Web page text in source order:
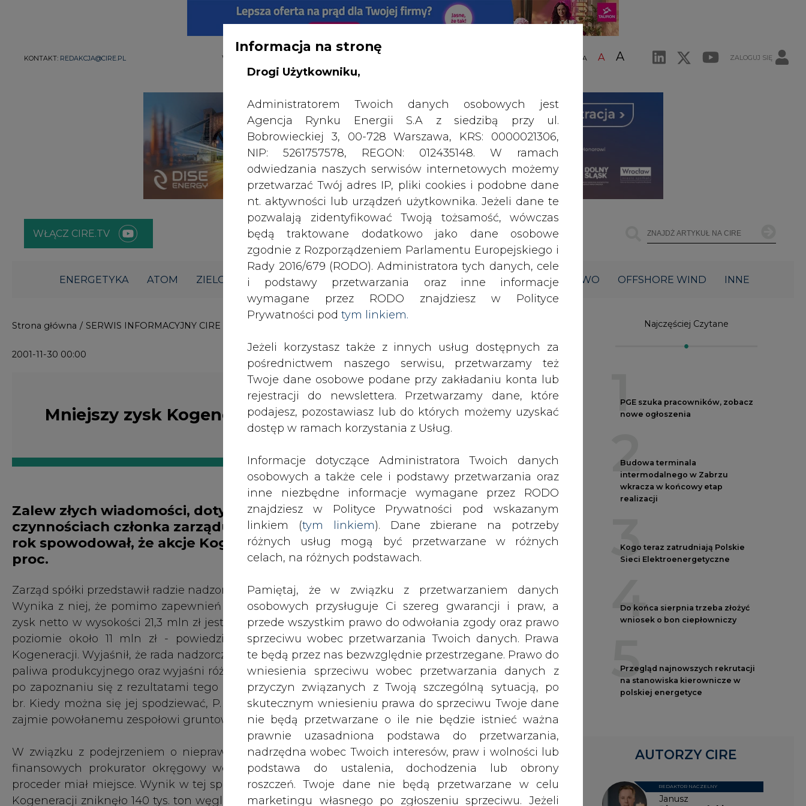
KONTAKT: REDAKCJA@CIRE.PL WYDAWCA PORTALU: A A A ZALOGUJ SIĘ
WŁĄCZ CIRE.TV
ENERGETYKA ATOM ZIELONA GOSPODARKA ZMIANY KADROWE NA RYNKU CIEPŁOWNICTWO OFFSHORE WIND INNE
Informacja na stronę
Drogi Użytkowniku,
Administratorem Twoich danych osobowych jest
Agencja Rynku Energii S.A z siedzibą przy ul.
Bobrowieckiej 3, 00-728 Warszawa, KRS: 0000021306,
NIP: 5261757578, REGON: 012435148. W ramach
odwiedzania naszych serwisów internetowych możemy
przetwarzać Twój adres IP, pliki cookies i podobne dane
nt. aktywności lub urządzeń użytkownika. Jeżeli dane te
pozwalają zidentyfikować Twoją tożsamość, wówczas
będą traktowane dodatkowo jako dane osobowe
zgodnie z Rozporządzeniem Parlamentu Europejskiego i
Rady 2016/679 (RODO). Administratora tych danych, cele
i podstawy przetwarzania oraz inne informacje
wymagane przez RODO znajdziesz w Polityce
Prywatności pod tym linkiem.
Jeżeli korzystasz także z innych usług dostępnych za
pośrednictwem naszego serwisu, przetwarzamy też
Twoje dane osobowe podane przy zakładaniu konta lub
rejestracji do newslettera. Przetwarzamy dane, które
podajesz, pozostawiasz lub do których możemy uzyskać
dostęp w ramach korzystania z Usług.
Informacje dotyczące Administratora Twoich danych
osobowych a także cele i podstawy przetwarzania oraz
inne niezbędne informacje wymagane przez RODO
znajdziesz w Polityce Prywatności pod wskazanym
linkiem (tym linkiem). Dane zbierane na potrzeby
różnych usług mogą być przetwarzane w różnych
celach, na różnych podstawach.
Pamiętaj, że w związku z przetwarzaniem danych
osobowych przysługuje Ci szereg gwarancji i praw, a
przede wszystkim prawo do odwołania zgody oraz prawo
sprzeciwu wobec przetwarzania Twoich danych. Prawa
te będą przez nas bezwzględnie przestrzegane. Prawo do
wniesienia sprzeciwu wobec przetwarzania danych z
przyczyn związanych z Twoją szczególną sytuacją, po
skutecznym wniesieniu prawa do sprzeciwu Twoje dane
nie będą przetwarzane o ile nie będzie istnieć ważna
prawnie uzasadniona podstawa do przetwarzania,
nadrzędna wobec Twoich interesów, praw i wolności lub
podstawa do ustalenia, dochodzenia lub obrony
roszczeń. Twoje dane nie będą przetwarzane w celu
marketingu własnego po zgłoszeniu sprzeciwu. Jeżeli
Strona główna / SERWIS INFORMACYJNY CIRE 24
2001-11-30 00:00 drukuj skomentuj udostępnij:
Mniejszy zysk Kogeneracji
Zalew złych wiadomości, dotyczących m.in. zniknięcia węgla, zawieszenia w
czynnościach członka zarządu oraz obniżenia prognoz finansowych na ten
rok spowodował, że akcje Kogeneracji tylko w tym tygodniu staniały o 8,5
proc.
Zarząd spółki przedstawił radzie nadzorczej aktualną sytuację Kogeneracji.
Wynika z niej, że pomimo zapewnień z początku listopada br. prognozowany na koniec 2001 roku
zysk netto w wysokości 21,3 mln zł jest nierealny do osiągnięcia. Zarząd oszacował, że będzie on na
poziomie około 11 mln zł - powiedział PG Piotr Sztura, rzecznik prasowy i szef biura zarządu
Kogeneracji. Wyjaśnił, że rada nadzorcza powołała zespół, który zbada stosowane metody rozliczania
paliwa produkcyjnego oraz wyjaśni różnice pomiędzy stanem faktycznym a ewidencyjnym. Dopiero
po zapoznaniu się z rezultatami tego procesu, zarząd przedstawi szczegółową prognozę na koniec
br. Kiedy można się jej spodziewać, P. Sztura nie potrafił sprecyzować. Trudno oszacować, ile czasu
zajmie powołanemu zespołowi gruntowne zbadanie sprawy - dodał.
W związku z podejrzeniem o nieprawidłowości w rozliczeniu węgla i prowadzeniu dokumentów
finansowych prokurator okręgowy we Wrocławiu powołał także biegłego, który zbada czy taki
proceder miał miejsce. Wynik w tej sprawie ma zapaść do końca tygodnia. Według prasy lokalnej z
Kogeneracji zniknęło 140 tys. ton węgla o wartości ok. 20 mln zł. Tymczasem zatrzymano głównego
Najczęściej Czytane
1
PGE szuka pracowników, zobacz
nowe ogłoszenia
2
Budowa terminala
intermodalnego w Zabrzu
wkracza w końcowy etap
realizacji
3
Kogo teraz zatrudniają Polskie
Sieci Elektroenergetyczne
4
Do końca sierpnia trzeba złożyć
wniosek o bon ciepłowniczy
5
Przegląd najnowszych rekrutacji
na stanowiska kierownicze w
polskiej energetyce
Janusz
REDAKTOR NACZELNY
AUTORZY CIRE